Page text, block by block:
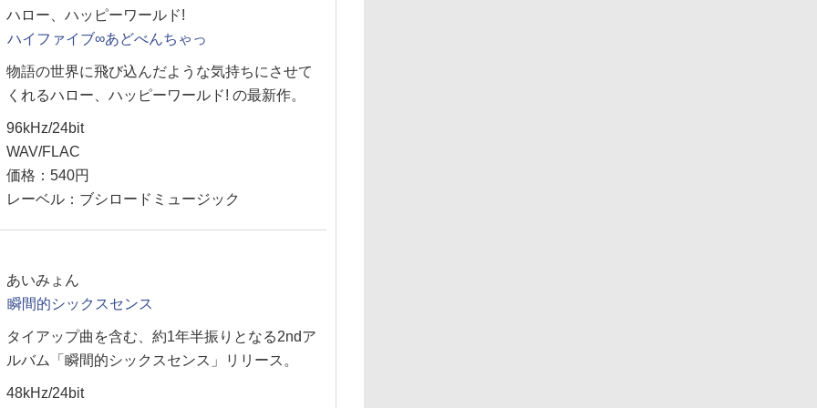
ハロー、ハッピーワールド!
ハイファイブ∞あどべんちゃっ
物語の世界に飛び込んだような気持ちにさせて
くれるハロー、ハッピーワールド! の最新作。
96kHz/24bit
WAV/FLAC
価格：540円
レーベル：ブシロードミュージック
あいみょん
瞬間的シックスセンス
タイアップ曲を含む、約1年半振りとなる2ndア
ルバム「瞬間的シックスセンス」リリース。
48kHz/24bit